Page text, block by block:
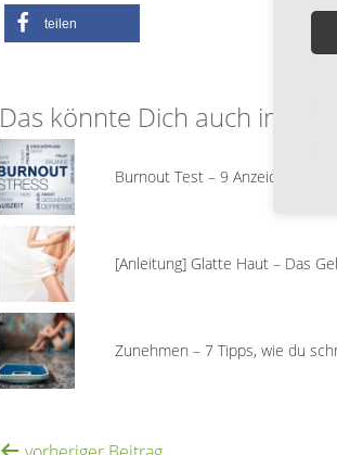
teilen
Das könnte Dich auch
Burnout Test – 9 Anzeichen,
[Anleitung] Glatte Haut – Das
Zunehmen – 7 Tipps, wie du